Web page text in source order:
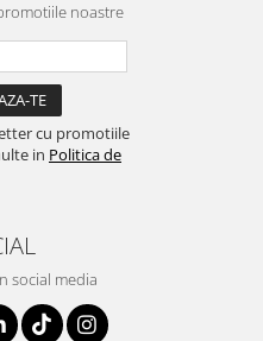
noastre
cu promotiile
in Politica de
social media